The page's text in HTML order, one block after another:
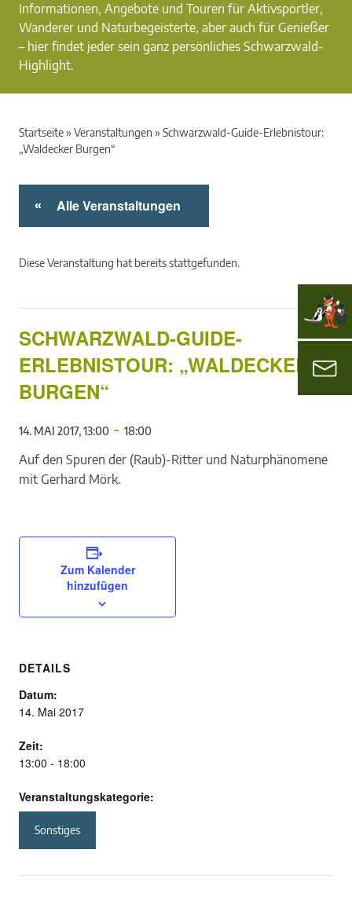
Informationen, Angebote und Touren für Aktivsportler,
Wanderer und Naturbegeisterte, aber auch für Genießer
– hier findet jeder sein ganz persönliches Schwarzwald-
Highlight.
Startseite» Veranstaltungen » Schwarzwald-Guide-Erlebnistour:
„Waldecker Burgen“
« Alle Veranstaltungen
Diese Veranstaltung hat bereits stattgefunden.
SCHWARZWALD-GUIDE-
ERLEBNISTOUR: „WALDECKER
BURGEN“
14. MAI 2017, 13:00 - 18:00
Auf den Spuren der (Raub)-Ritter und Naturphänomene
mit Gerhard Mörk.
Zum Kalender
hinzufügen
DETAILS
Datum:
14. Mai 2017
Zeit:
13:00 - 18:00
Veranstaltungskategorie:
Sonstiges